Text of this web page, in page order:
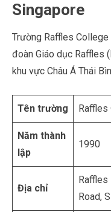
Singapore
Trường Raffles
đoàn Giáo dục Raffles
khu vực Châu Á Thái
Tên trường
Năm thành
lập
1990
Địa chỉ
Road,